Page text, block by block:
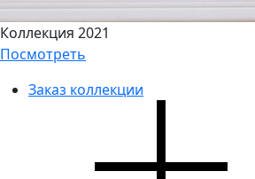
Коллекция 2021
Посмотреть
Заказ коллекции